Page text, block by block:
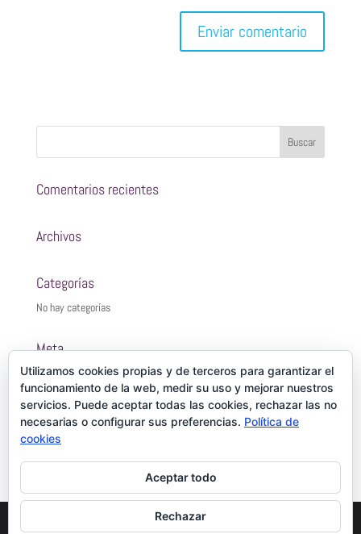
Comentarios recientes
Archivos
Categorías
No hay categorías
Meta
Acceder
Feed de entradas
Feed de comentarios
WordPress.org
Utilizamos cookies propias y de terceros para garantizar el
funcionamiento de la web, medir su uso y mejorar nuestros
servicios. Puede aceptar todas las cookies, rechazar las no
necesarias o configurar sus preferencias. Política de
cookies
Aceptar todo
Rechazar